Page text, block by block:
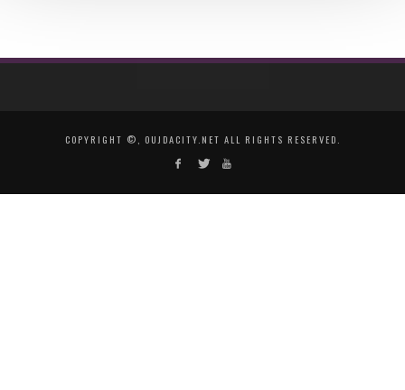
COPYRIGHT ©, OUJDACITY.NET ALL RIGHTS RESERVED.